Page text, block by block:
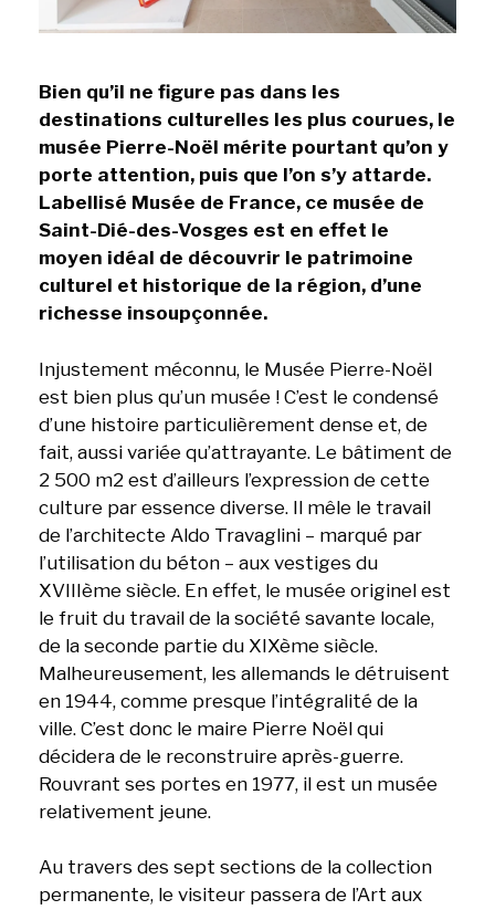
Bien qu’il ne figure pas dans les
destinations culturelles les plus courues, le
musée Pierre-Noël mérite pourtant qu’on y
porte attention, puis que l’on s’y attarde.
Labellisé Musée de France, ce musée de
Saint-Dié-des-Vosges est en effet le
moyen idéal de découvrir le patrimoine
culturel et historique de la région, d’une
richesse insoupçonnée.
Injustement méconnu, le Musée Pierre-Noël
est bien plus qu’un musée ! C’est le condensé
d’une histoire particulièrement dense et, de
fait, aussi variée qu’attrayante. Le bâtiment de
2 500 m2 est d’ailleurs l’expression de cette
culture par essence diverse. Il mêle le travail
de l’architecte Aldo Travaglini – marqué par
l’utilisation du béton – aux vestiges du
XVIIIème siècle. En effet, le musée originel est
le fruit du travail de la société savante locale,
de la seconde partie du XIXème siècle.
Malheureusement, les allemands le détruisent
en 1944, comme presque l’intégralité de la
ville. C’est donc le maire Pierre Noël qui
décidera de le reconstruire après-guerre.
Rouvrant ses portes en 1977, il est un musée
relativement jeune.
Au travers des sept sections de la collection
permanente, le visiteur passera de l’Art aux